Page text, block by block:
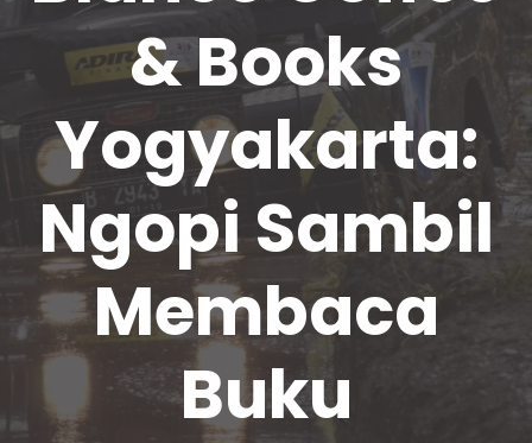
& Books
Yogyakarta:
Ngopi Sambil
Membaca
Buku